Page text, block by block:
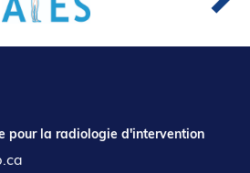
pour la radiologie d'intervention